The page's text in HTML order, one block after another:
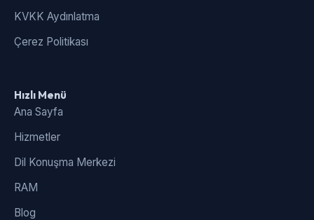
KVKK Aydınlatma
Çerez Politikası
Hızlı Menü
Ana Sayfa
Hizmetler
Dil Konuşma Merkezi
RAM
Blog